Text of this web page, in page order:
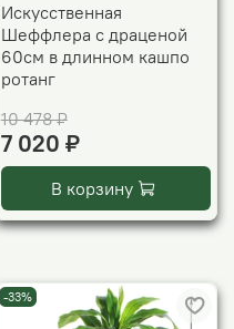
Искусственная
Шеффлера с драценой
60см в длинном кашпо
ротанг
10 478 ₽
7 020 ₽
В корзину
-33%